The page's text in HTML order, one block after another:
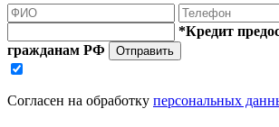
*Кредит
гражданам РФ
Отправить
Согласен на обработку персональных